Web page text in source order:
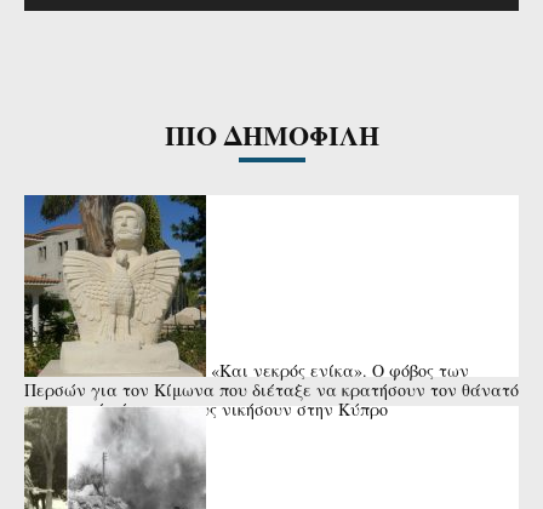
ΠΙΟ ΔΗΜΟΦΙΛΗ
«Και νεκρός ενίκα». Ο φόβος των
Περσών για τον Κίμωνα που διέταξε να κρατήσουν τον θάνατό
του κρυφό μέχρι να τους νικήσουν στην Κύπρο